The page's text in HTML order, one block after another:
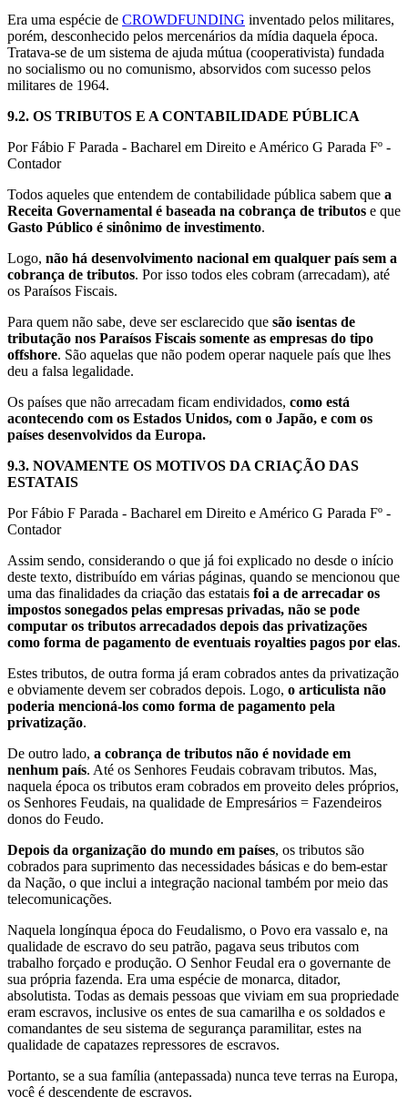
Era uma espécie de CROWDFUNDING inventado pelos militares,
porém, desconhecido pelos mercenários da mídia daquela época.
Tratava-se de um sistema de ajuda mútua (cooperativista) fundada
no socialismo ou no comunismo, absorvidos com sucesso pelos
militares de 1964.
9.2. OS TRIBUTOS E A CONTABILIDADE PÚBLICA
Por Fábio F Parada - Bacharel em Direito e Américo G Parada Fº -
Contador
Todos aqueles que entendem de contabilidade pública sabem que a
Receita Governamental é baseada na cobrança de tributos e que
Gasto Público é sinônimo de investimento.
Logo, não há desenvolvimento nacional em qualquer país sem a
cobrança de tributos. Por isso todos eles cobram (arrecadam), até
os Paraísos Fiscais.
Para quem não sabe, deve ser esclarecido que são isentas de
tributação nos Paraísos Fiscais somente as empresas do tipo
offshore. São aquelas que não podem operar naquele país que lhes
deu a falsa legalidade.
Os países que não arrecadam ficam endividados, como está
acontecendo com os Estados Unidos, com o Japão, e com os
países desenvolvidos da Europa.
9.3. NOVAMENTE OS MOTIVOS DA CRIAÇÃO DAS
ESTATAIS
Por Fábio F Parada - Bacharel em Direito e Américo G Parada Fº -
Contador
Assim sendo, considerando o que já foi explicado no desde o início
deste texto, distribuído em várias páginas, quando se mencionou que
uma das finalidades da criação das estatais foi a de arrecadar os
impostos sonegados pelas empresas privadas, não se pode
computar os tributos arrecadados depois das privatizações
como forma de pagamento de eventuais royalties pagos por elas.
Estes tributos, de outra forma já eram cobrados antes da privatização
e obviamente devem ser cobrados depois. Logo, o articulista não
poderia mencioná-los como forma de pagamento pela
privatização.
De outro lado, a cobrança de tributos não é novidade em
nenhum país. Até os Senhores Feudais cobravam tributos. Mas,
naquela época os tributos eram cobrados em proveito deles próprios,
os Senhores Feudais, na qualidade de Empresários = Fazendeiros
donos do Feudo.
Depois da organização do mundo em países, os tributos são
cobrados para suprimento das necessidades básicas e do bem-estar
da Nação, o que inclui a integração nacional também por meio das
telecomunicações.
Naquela longínqua época do Feudalismo, o Povo era vassalo e, na
qualidade de escravo do seu patrão, pagava seus tributos com
trabalho forçado e produção. O Senhor Feudal era o governante de
sua própria fazenda. Era uma espécie de monarca, ditador,
absolutista. Todas as demais pessoas que viviam em sua propriedade
eram escravos, inclusive os entes de sua camarilha e os soldados e
comandantes de seu sistema de segurança paramilitar, estes na
qualidade de capatazes repressores de escravos.
Portanto, se a sua família (antepassada) nunca teve terras na Europa,
você é descendente de escravos.